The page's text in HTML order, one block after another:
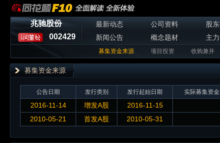
兆驰股份
002429
最新动态 公司资料
股
新闻公告
概念题材 主
募集资金来源 项目投资 收购兼并
募集资金来源
公告日期 发行类别 发行起始日期 实际募集资
2016-11-14 增发A股
2016-11-15
2010-05-21
首发A股 2010-05-31